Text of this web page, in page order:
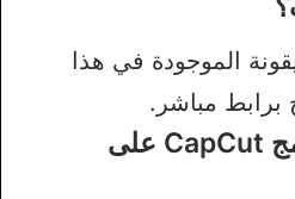
الموجودة في هذا
برابط مباشر.
هل يمكن تنزيل برنامج CapCut على